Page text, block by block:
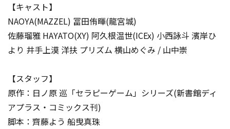
【キャスト】
NAOYA(MAZZEL) 冨田侑暉(龍宮城)
佐藤瑠雅 HAYATO(XY) 阿久根温世(ICEx) 小西詠斗 濱岸ひ
より 井手上漠 洋扶 プリズム 横山めぐみ / 山中崇
【スタッフ】
原作：日ノ原 巡「セラピーゲーム」シリーズ(新書館ディ
アプラス・コミックス刊)
脚本：齊藤よう 船曳真珠